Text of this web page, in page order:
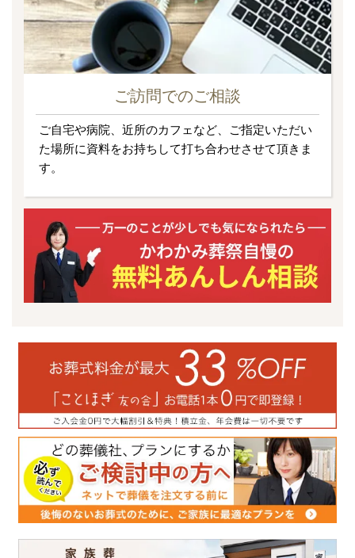
ご訪問でのご相談
ご自宅や病院、近所のカフェなど、ご指定いただい
た場所に資料をお持ちして打ち合わせさせて頂きま
す。